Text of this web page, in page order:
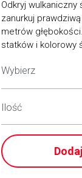
Odkryj
zanurkuj
metrów
statków i kolorowy
Wybierz
Ilość